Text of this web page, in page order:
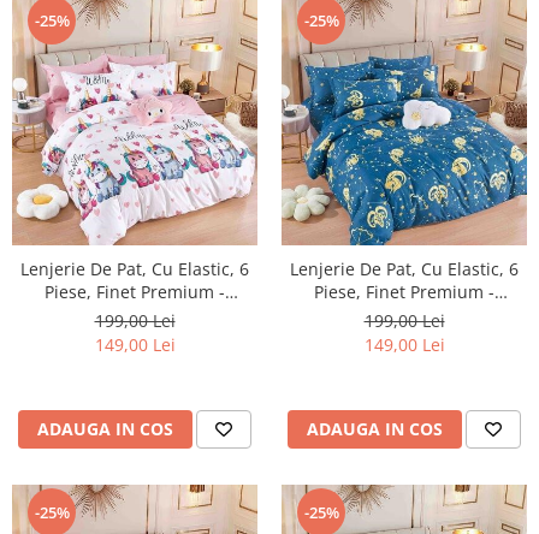
-25%
Lenjerie De Pat, Cu Elastic, 6
Piese, Finet Premium -
LPBF6PE27
199,00 Lei
149,00 Lei
ADAUGA IN COS
-25%
Lenjerie De Pat, Cu Elastic, 6
Piese, Finet Premium -
LPBF6PE28
199,00 Lei
149,00 Lei
ADAUGA IN COS
-25% -25%